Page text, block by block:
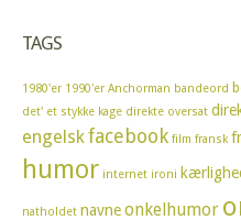
TAGS
1980'er 1990'er Anchorman bandeord
det' et stykke kage direkte oversat
engelskfacebook film fransk
humor internet ironi
natholdet navneonkelhumor